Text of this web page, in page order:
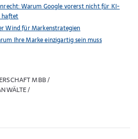
Warum Google vorerst nicht für KI-
haftet
Wind für Markenstrategien
Ihre Marke einzigartig sein muss
MBB /
/